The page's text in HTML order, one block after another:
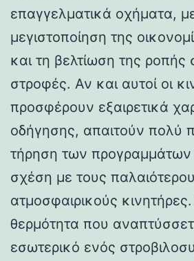
επαγγελματικά οχήματα,
μεγιστοποίηση της
και τη βελτίωση της ροπής
στροφές. Αν και αυτοί οι
προσφέρουν εξαιρετικά
οδήγησης, απαιτούν πολύ
τήρηση των
σχέση με τους
ατμοσφαιρικούς
θερμότητα που
εσωτερικό ενός